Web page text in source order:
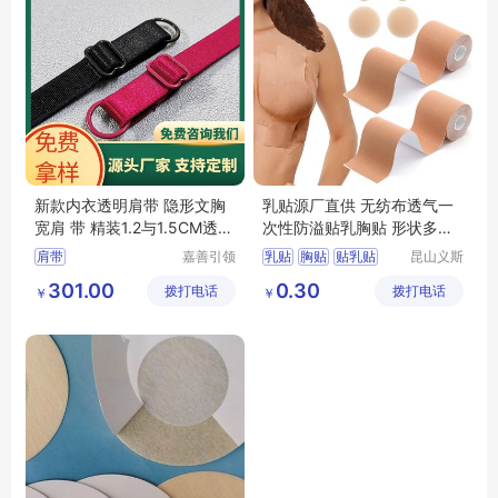
新款内衣透明肩带 隐形文胸
宽肩 带 精装1.2与1.5CM透明
带厂 家
肩带
嘉善引领
厂(普通
￥ 301.00 拨打电话
乳贴源厂直供 无纺布透气一
次性防溢贴乳胸贴 形状多样
可定制
乳贴 胸贴 贴乳贴
昆山义斯
限公司
￥ 0.30 拨打电话